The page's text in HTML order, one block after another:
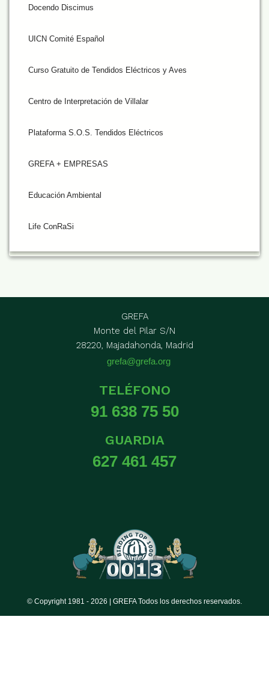
Docendo Discimus
UICN Comité Español
Curso Gratuito de Tendidos Eléctricos y Aves
Centro de Interpretación de Villalar
Plataforma S.O.S. Tendidos Eléctricos
GREFA + EMPRESAS
Educación Ambiental
Life ConRaSi
GREFA
Monte del Pilar S/N
28220, Majadahonda, Madrid
grefa@grefa.org
TELÉFONO
91 638 75 50
GUARDIA
627 461 457
© Copyright 1981 - 2026 | GREFA Todos los derechos reservados.